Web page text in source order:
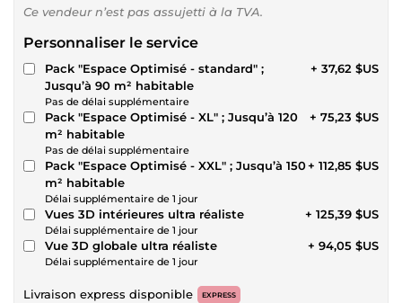
Ce vendeur n’est pas assujetti à la TVA.
Personnaliser le service
Pack "Espace Optimisé - standard" ;
Jusqu’à 90 m² habitable
Pas de délai supplémentaire
+ 37,62 $US
Pack "Espace Optimisé - XL" ; Jusqu’à 120
m² habitable
Pas de délai supplémentaire
+ 75,23 $US
Pack "Espace Optimisé - XXL" ; Jusqu’à 150
m² habitable
Délai supplémentaire de 1 jour
+ 112,85 $US
Vues 3D intérieures ultra réaliste
Délai supplémentaire de 1 jour
+ 125,39 $US
Vue 3D globale ultra réaliste
Délai supplémentaire de 1 jour
+ 94,05 $US
Livraison express disponible EXPRESS